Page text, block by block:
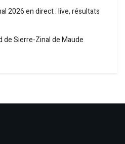
2026 en direct : live, résultats
de Sierre-Zinal de Maude